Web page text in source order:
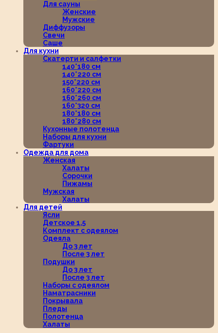
Для сауны
Женские
Мужские
Диффузоры
Свечи
Саше
Для кухни
Скатерти и салфетки
140*180 см
140*220 см
150*220 см
160*220 см
160*260 см
160*320 см
180*180 см
180*280 см
Кухонные полотенца
Наборы для кухни
Фартуки
Одежда для дома
Женская
Халаты
Сорочки
Пижамы
Мужская
Халаты
Для детей
Ясли
Детское 1,5
Комплект с одеялом
Одеяла
До 3 лет
После 3 лет
Подушки
До 3 лет
После 3 лет
Наборы с одеялом
Наматрасники
Покрывала
Пледы
Полотенца
Халаты